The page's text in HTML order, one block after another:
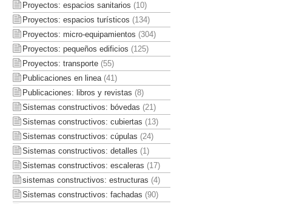
Proyectos: espacios sanitarios (10)
Proyectos: espacios turísticos (134)
Proyectos: micro-equipamientos (304)
Proyectos: pequeños edificios (125)
Proyectos: transporte(55)
Publicaciones en linea(41)
Publicaciones: libros y revistas (8)
Sistemas constructivos: bóvedas (21)
Sistemas constructivos: cubiertas (13)
Sistemas constructivos: cúpulas (24)
Sistemas constructivos: detalles (1)
Sistemas constructivos: escaleras (17)
sistemas constructivos: estructuras (4)
Sistemas constructivos: fachadas (90)